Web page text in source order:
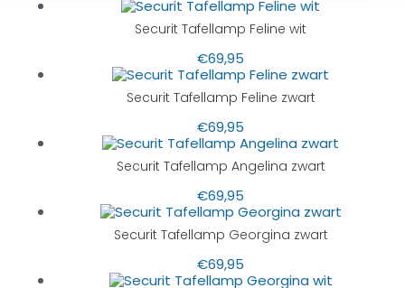
Securit Tafellamp Feline wit
€69,95
Securit Tafellamp Feline zwart
€69,95
Securit Tafellamp Angelina zwart
€69,95
Securit Tafellamp Georgina zwart
€69,95